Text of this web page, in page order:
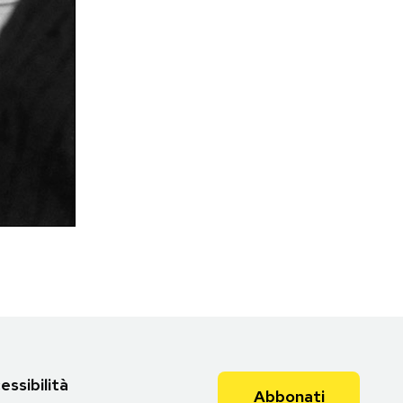
Abbonati